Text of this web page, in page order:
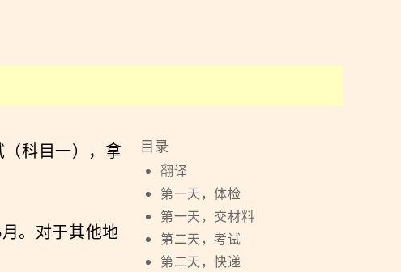
翻译
第一天，体检
第一天，交材料
第二天，考试
第二天，快递
科目一），拿
。对于其他地